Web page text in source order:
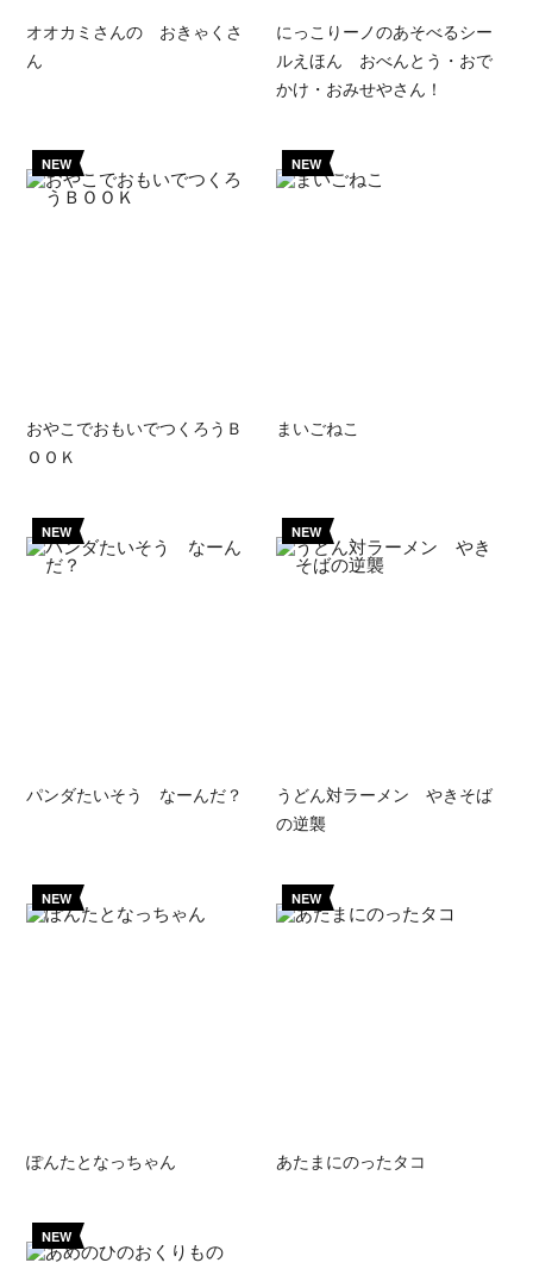
オオカミさんの おきゃくさ
ん
にっこりーノのあそべるシー
ルえほん おべんとう・おで
かけ・おみせやさん！
NEW
おやこでおもいでつくろうＢ
ＯＯＫ
NEW
まいごねこ
NEW
パンダたいそう なーんだ？
NEW
うどん対ラーメン やきそば
の逆襲
NEW
ぽんたとなっちゃん
NEW
あたまにのったタコ
NEW